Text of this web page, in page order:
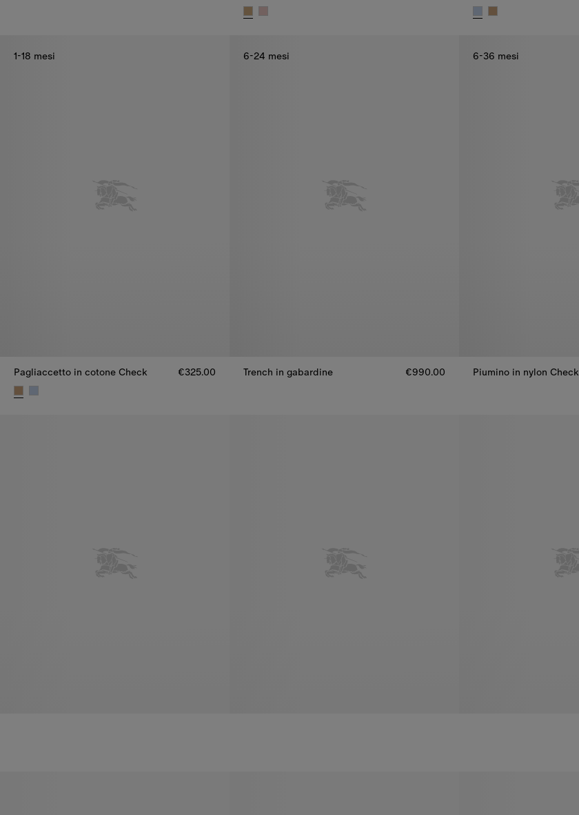
1-18 mesi
Pagliaccetto in cotone Check €325.00
6-24 mesi
Trench in gabardine
€990.00
6-36 mesi
Piumino in nylon Check